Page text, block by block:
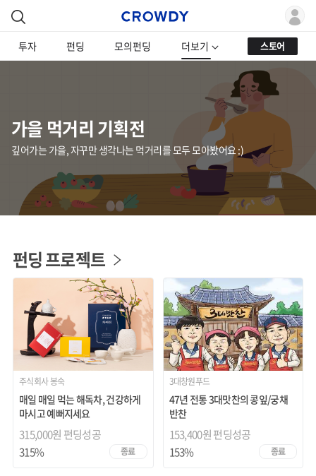
투자 펀딩 모의펀딩 더보기 스토어
가을 먹거리 기획전
깊어가는 가을, 자꾸만 생각나는 먹거리를 모두 모아봤어요 :)
펀딩 프로젝트
주식회사 봉숙
매일 매일 먹는 해독차, 건강하게
마시고 예뻐지세요
315,000원 펀딩성공
종료
315%
3대창원푸드
47년 전통 3대맛찬의 콩잎/궁채
반찬
153,400원 펀딩성공
종료
153%